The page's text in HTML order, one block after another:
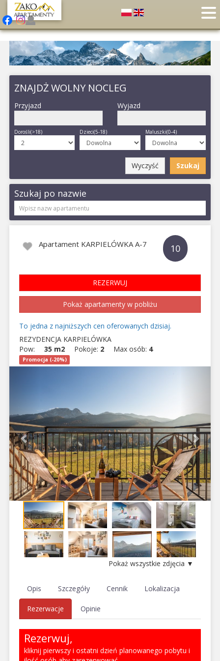
ZNAJDŻ WOLNY NOCLEG
Przyjazd Wyjazd
Dorośli(>18) Dzieci(5-18) Maluszki(0-4)
Szukaj
Wyczyść
Szukaj po nazwie
Apartament KARPIELÓWKA A-7 10
REZERWUJ
Pokaż apartamenty w pobliżu
To jedna z najniższych cen oferowanych dzisiaj.
REZYDENCJA KARPIELÓWKA
Pow:
35 m2 Pokoje: 2 Max osób: 4
Promocja (-20%)
Pokaż wszystkie zdjęcia ▼
Opis Szczegóły Cennik Lokalizacja
Rezerwacje Opinie
Rezerwuj,
kliknij pierwszy i ostatni dzień planowanego pobytu i